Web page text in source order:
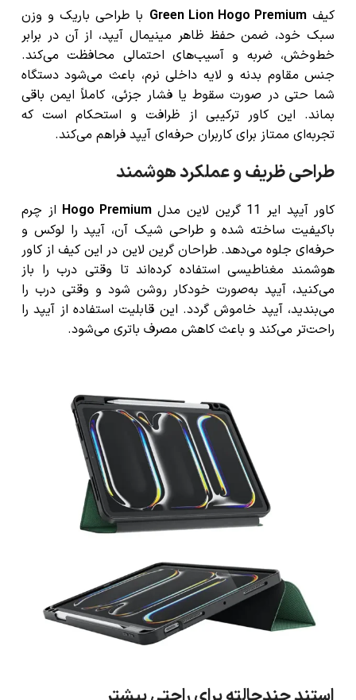
کیف Green Lion Hogo Premium با طراحی باریک و وزن
سبک خود، ضمن حفظ ظاهر مینیمال آیپد، از آن در برابر
خط‌وخش، ضربه و آسیب‌های احتمالی محافظت می‌کند.
جنس مقاوم بدنه و لایه داخلی نرم، باعث می‌شود دستگاه
شما حتی در صورت سقوط یا فشار جزئی، کاملاً ایمن باقی
بماند. این کاور ترکیبی از ظرافت و استحکام است که
تجربه‌ای ممتاز برای کاربران حرفه‌ای آیپد فراهم می‌کند.
طراحی ظریف و عملکرد هوشمند
کاور آیپد ایر 11 گرین لاین مدل Hogo Premium از چرم
باکیفیت ساخته شده و طراحی شیک آن، آیپد را لوکس و
حرفه‌ای جلوه می‌دهد. طراحان گرین لاین در این کیف از کاور
هوشمند مغناطیسی استفاده کرده‌اند تا وقتی درب را باز
می‌کنید، آیپد به‌صورت خودکار روشن شود و وقتی درب را
می‌بندید، آیپد خاموش گردد. این قابلیت استفاده از آیپد را
راحت‌تر می‌کند و باعث کاهش مصرف باتری می‌شود.